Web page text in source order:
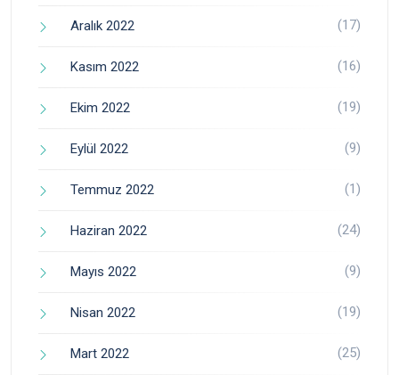
Aralık 2022 (17)
Kasım 2022 (16)
Ekim 2022 (19)
Eylül 2022 (9)
Temmuz 2022 (1)
Haziran 2022 (24)
Mayıs 2022 (9)
Nisan 2022 (19)
Mart 2022 (25)